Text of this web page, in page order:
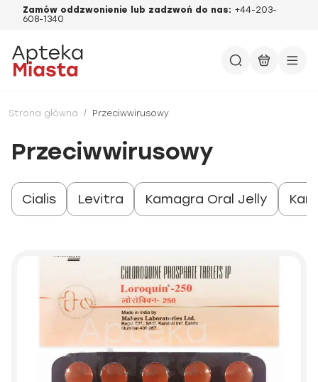
Zamów oddzwonienie lub zadzwoń do nas: +44-203-
608-1340
Strona główna / Przeciwwirusowy
Przeciwwirusowy
Cialis Levitra Kamagra Oral Jelly